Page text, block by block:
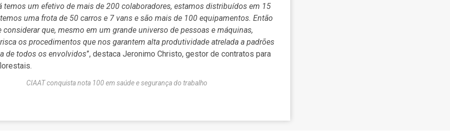
temos um efetivo de mais de 200 colaboradores, estamos distribuídos em 15
uma frota de 50 carros e 7 vans e são mais de 100 equipamentos. Então
considerar que, mesmo em um grande universo de pessoas e máquinas,
os procedimentos que nos garantem alta produtividade atrelada a padrões
de todos os envolvidos”, destaca Jeronimo Christo, gestor de contratos para
CIAAT conquista nota 100 em saúde e segurança do trabalho